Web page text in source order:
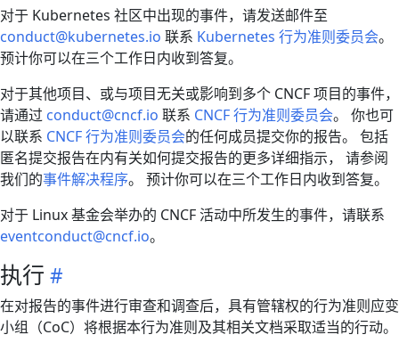
对于 Kubernetes 社区中出现的事件，请发送邮件至
conduct@kubernetes.io 联系 Kubernetes 行为准则委员会。
预计你可以在三个工作日内收到答复。
对于其他项目、或与项目无关或影响到多个 CNCF 项目的事件，
请通过 conduct@cncf.io 联系 CNCF 行为准则委员会。 你也可
以联系 CNCF 行为准则委员会的任何成员提交你的报告。 包括
匿名提交报告在内有关如何提交报告的更多详细指示， 请参阅
我们的事件解决程序。 预计你可以在三个工作日内收到答复。
对于 Linux 基金会举办的 CNCF 活动中所发生的事件，请联系
eventconduct@cncf.io。
执行
在对报告的事件进行审查和调查后，具有管辖权的行为准则应变
小组（CoC）将根据本行为准则及其相关文档采取适当的行动。